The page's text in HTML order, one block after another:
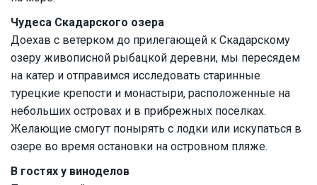
Чудеса Скадарского озера
Доехав с ветерком до прилегающей к Скадарскому
озеру живописной рыбацкой деревни, мы пересядем
на катер и отправимся исследовать старинные
турецкие крепости и монастыри, расположенные на
небольших островах и в прибрежных поселках.
Желающие смогут понырять с лодки или искупаться в
озере во время остановки на островном пляже.
В гостях у виноделов